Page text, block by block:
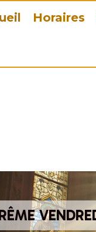
Horaires